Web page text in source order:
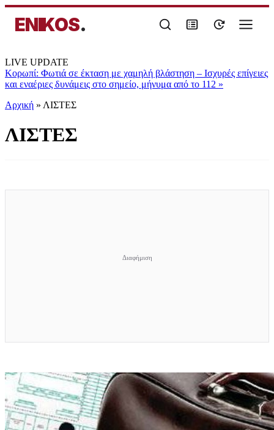
ENIKOS.
LIVE UPDATE
Κορωπί: Φωτιά σε έκταση με χαμηλή βλάστηση – Ισχυρές επίγειες
και εναέριες δυνάμεις στο σημείο, μήνυμα από το 112 »
Αρχική » ΛΙΣΤΕΣ
ΛΙΣΤΕΣ